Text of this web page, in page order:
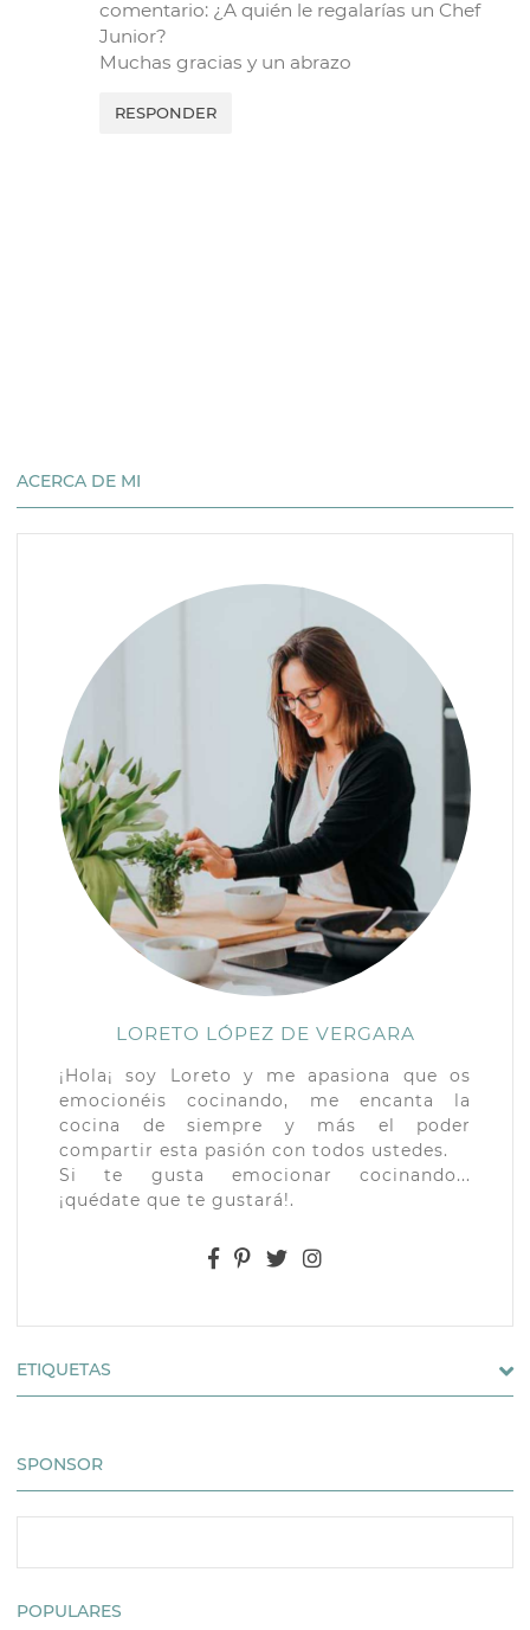
comentario: ¿A quién le regalarías un Chef
Junior?
Muchas gracias y un abrazo
RESPONDER
ACERCA DE MI
LORETO LÓPEZ DE VERGARA
¡Hola¡ soy Loreto y me apasiona que os
emocionéis cocinando, me encanta la
cocina de siempre y más el poder
compartir esta pasión con todos ustedes.
Si te gusta emocionar cocinando...
¡quédate que te gustará!.
ETIQUETAS
SPONSOR
POPULARES